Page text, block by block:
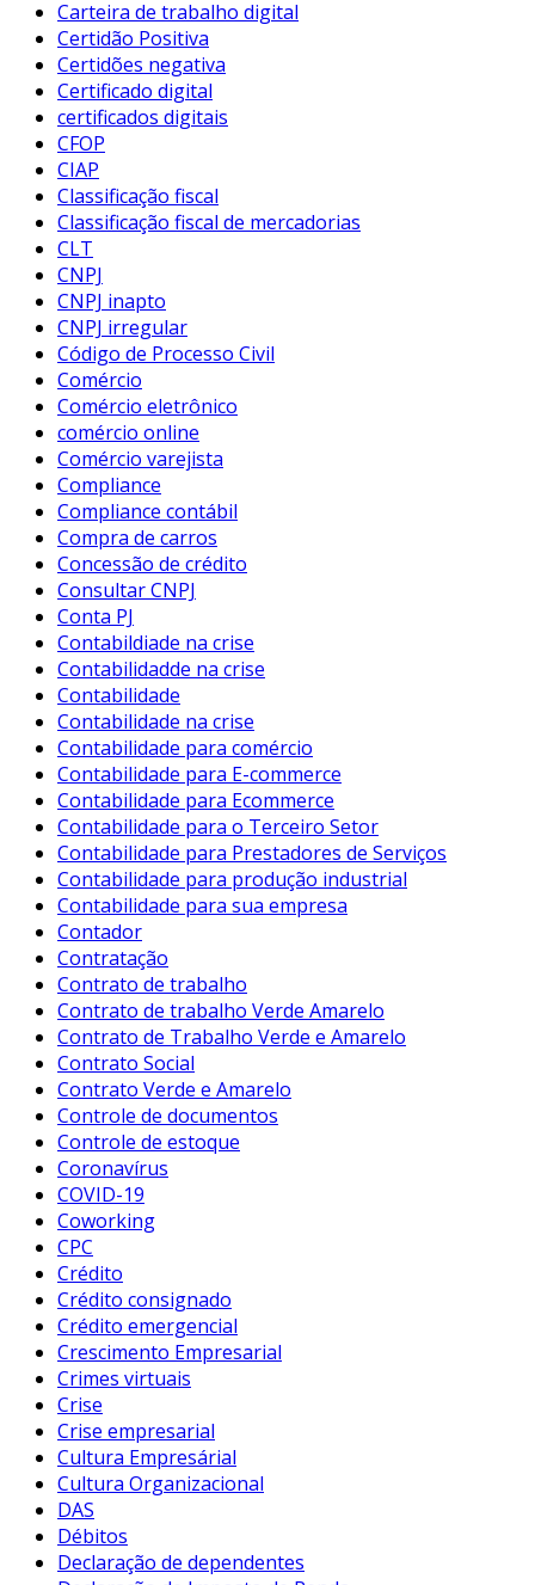
Carteira de trabalho digital
Certidão Positiva
Certidões negativa
Certificado digital
certificados digitais
CFOP
CIAP
Classificação fiscal
Classificação fiscal de mercadorias
CLT
CNPJ
CNPJ inapto
CNPJ irregular
Código de Processo Civil
Comércio
Comércio eletrônico
comércio online
Comércio varejista
Compliance
Compliance contábil
Compra de carros
Concessão de crédito
Consultar CNPJ
Conta PJ
Contabildiade na crise
Contabilidadde na crise
Contabilidade
Contabilidade na crise
Contabilidade para comércio
Contabilidade para E-commerce
Contabilidade para Ecommerce
Contabilidade para o Terceiro Setor
Contabilidade para Prestadores de Serviços
Contabilidade para produção industrial
Contabilidade para sua empresa
Contador
Contratação
Contrato de trabalho
Contrato de trabalho Verde Amarelo
Contrato de Trabalho Verde e Amarelo
Contrato Social
Contrato Verde e Amarelo
Controle de documentos
Controle de estoque
Coronavírus
COVID-19
Coworking
CPC
Crédito
Crédito consignado
Crédito emergencial
Crescimento Empresarial
Crimes virtuais
Crise
Crise empresarial
Cultura Empresárial
Cultura Organizacional
DAS
Débitos
Declaração de dependentes